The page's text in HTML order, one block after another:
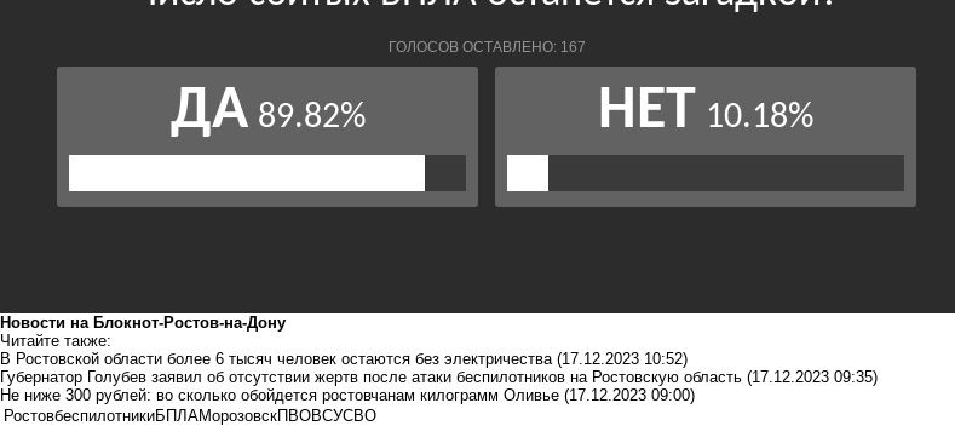
Новости на Блoкнoт-Ростов-на-Дону
Читайте также:
В Ростовской области более 6 тысяч человек остаются без электричества (17.12.2023 10:52)
Губернатор Голубев заявил об отсутствии жертв после атаки беспилотников на Ростовскую область (17.12.2023 09:35)
Не ниже 300 рублей: во сколько обойдется ростовчанам килограмм Оливье (17.12.2023 09:00)
РостовбеспилотникиБПЛАМорозовскПВОВСУСВО